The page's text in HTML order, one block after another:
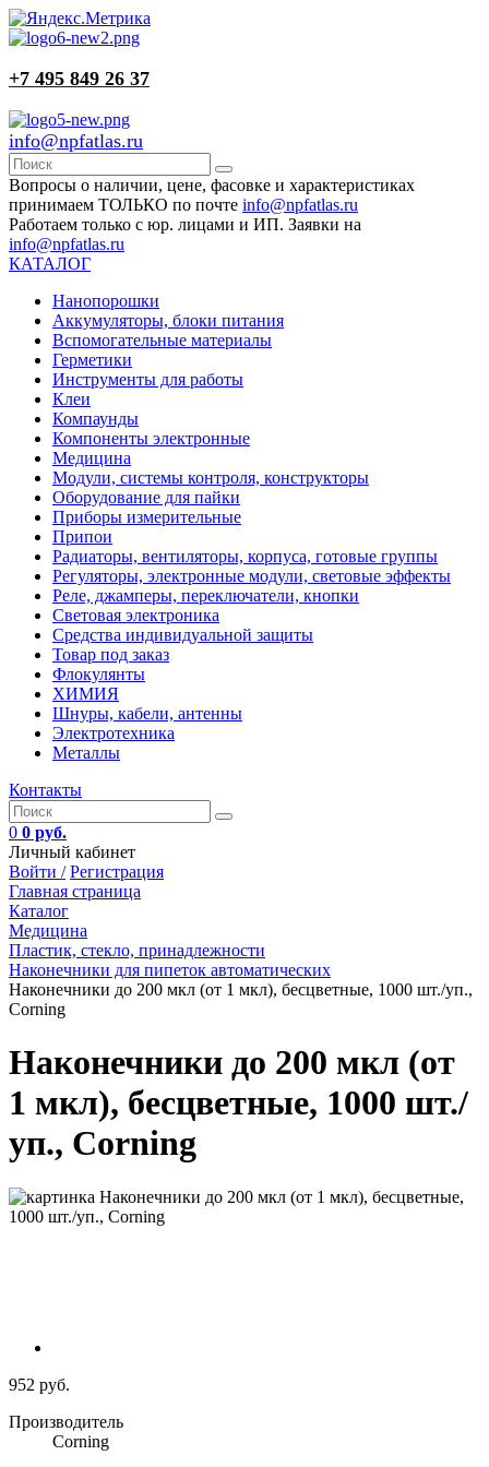
+7 495 849 26 37
info@npfatlas.ru
Вопросы о наличии, цене, фасовке и характеристиках
принимаем ТОЛЬКО по почте info@npfatlas.ru
Работаем только с юр. лицами и ИП. Заявки на
info@npfatlas.ru
КАТАЛОГ
Нанопорошки
Аккумуляторы, блоки питания
Вспомогательные материалы
Герметики
Инструменты для работы
Клеи
Компаунды
Компоненты электронные
Медицина
Модули, системы контроля, конструкторы
Оборудование для пайки
Приборы измерительные
Припои
Радиаторы, вентиляторы, корпуса, готовые группы
Регуляторы, электронные модули, световые эффекты
Реле, джамперы, переключатели, кнопки
Световая электроника
Средства индивидуальной защиты
Товар под заказ
Флокулянты
ХИМИЯ
Шнуры, кабели, антенны
Электротехника
Металлы
Контакты
0 0 руб.
Личный кабинет
Войти / Регистрация
Главная страница
Каталог
Медицина
Пластик, стекло, принадлежности
Наконечники для пипеток автоматических
Наконечники до 200 мкл (от 1 мкл), бесцветные, 1000 шт./уп.,
Corning
Наконечники до 200 мкл (от
1 мкл), бесцветные, 1000 шт./
уп., Corning
952 руб.
Производитель
Corning